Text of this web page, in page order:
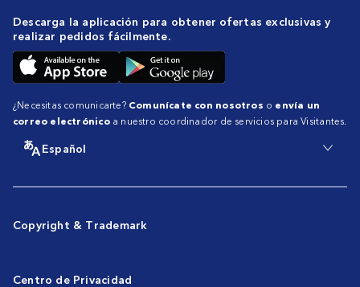
Descarga la aplicación para obtener ofertas exclusivas y
realizar pedidos fácilmente.
¿Necesitas comunicarte? Comunícate con nosotros o envía un
correo electrónicoa nuestro coordinador de servicios para Visitantes.
Español
Copyright & Trademark
Centro de Privacidad